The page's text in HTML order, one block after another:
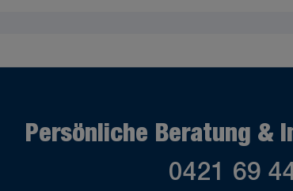
Persönliche Beratung &
0421 69